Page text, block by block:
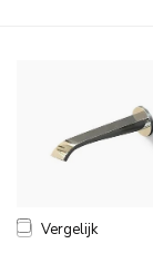
Vergelijk